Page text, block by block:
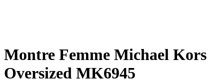
Montre Femme Michael Kors
Oversized MK6945